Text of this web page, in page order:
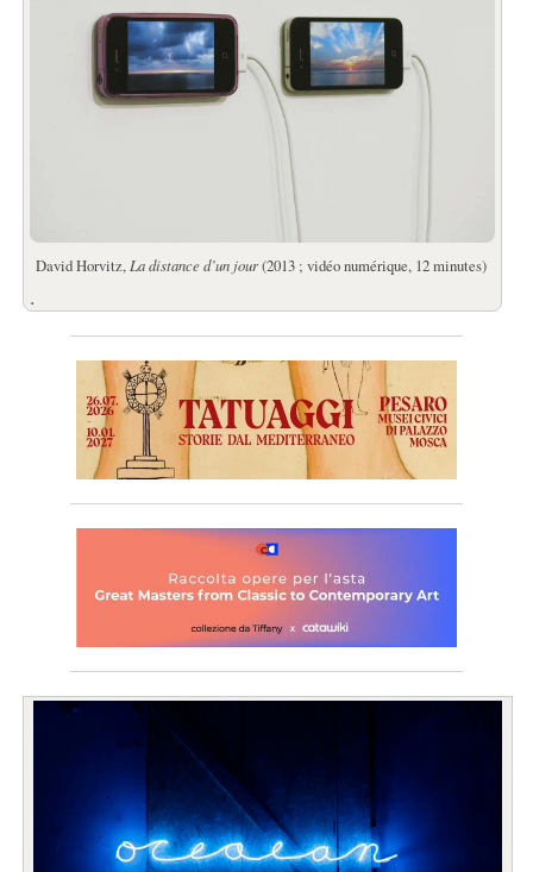
David Horvitz, La distance d’un jour(2013 ; vidéo numérique, 12 minutes)
.